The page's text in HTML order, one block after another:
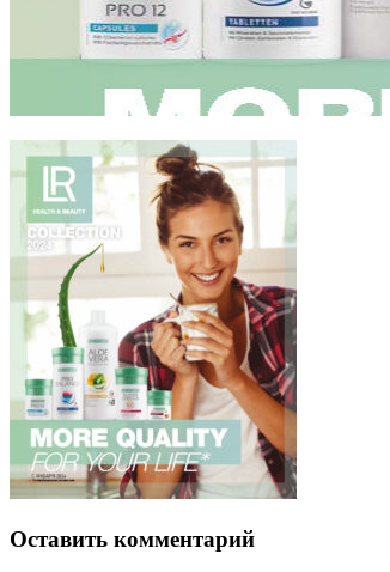
Оставить комментарий